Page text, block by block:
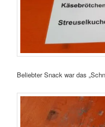
Beliebter Snack war das